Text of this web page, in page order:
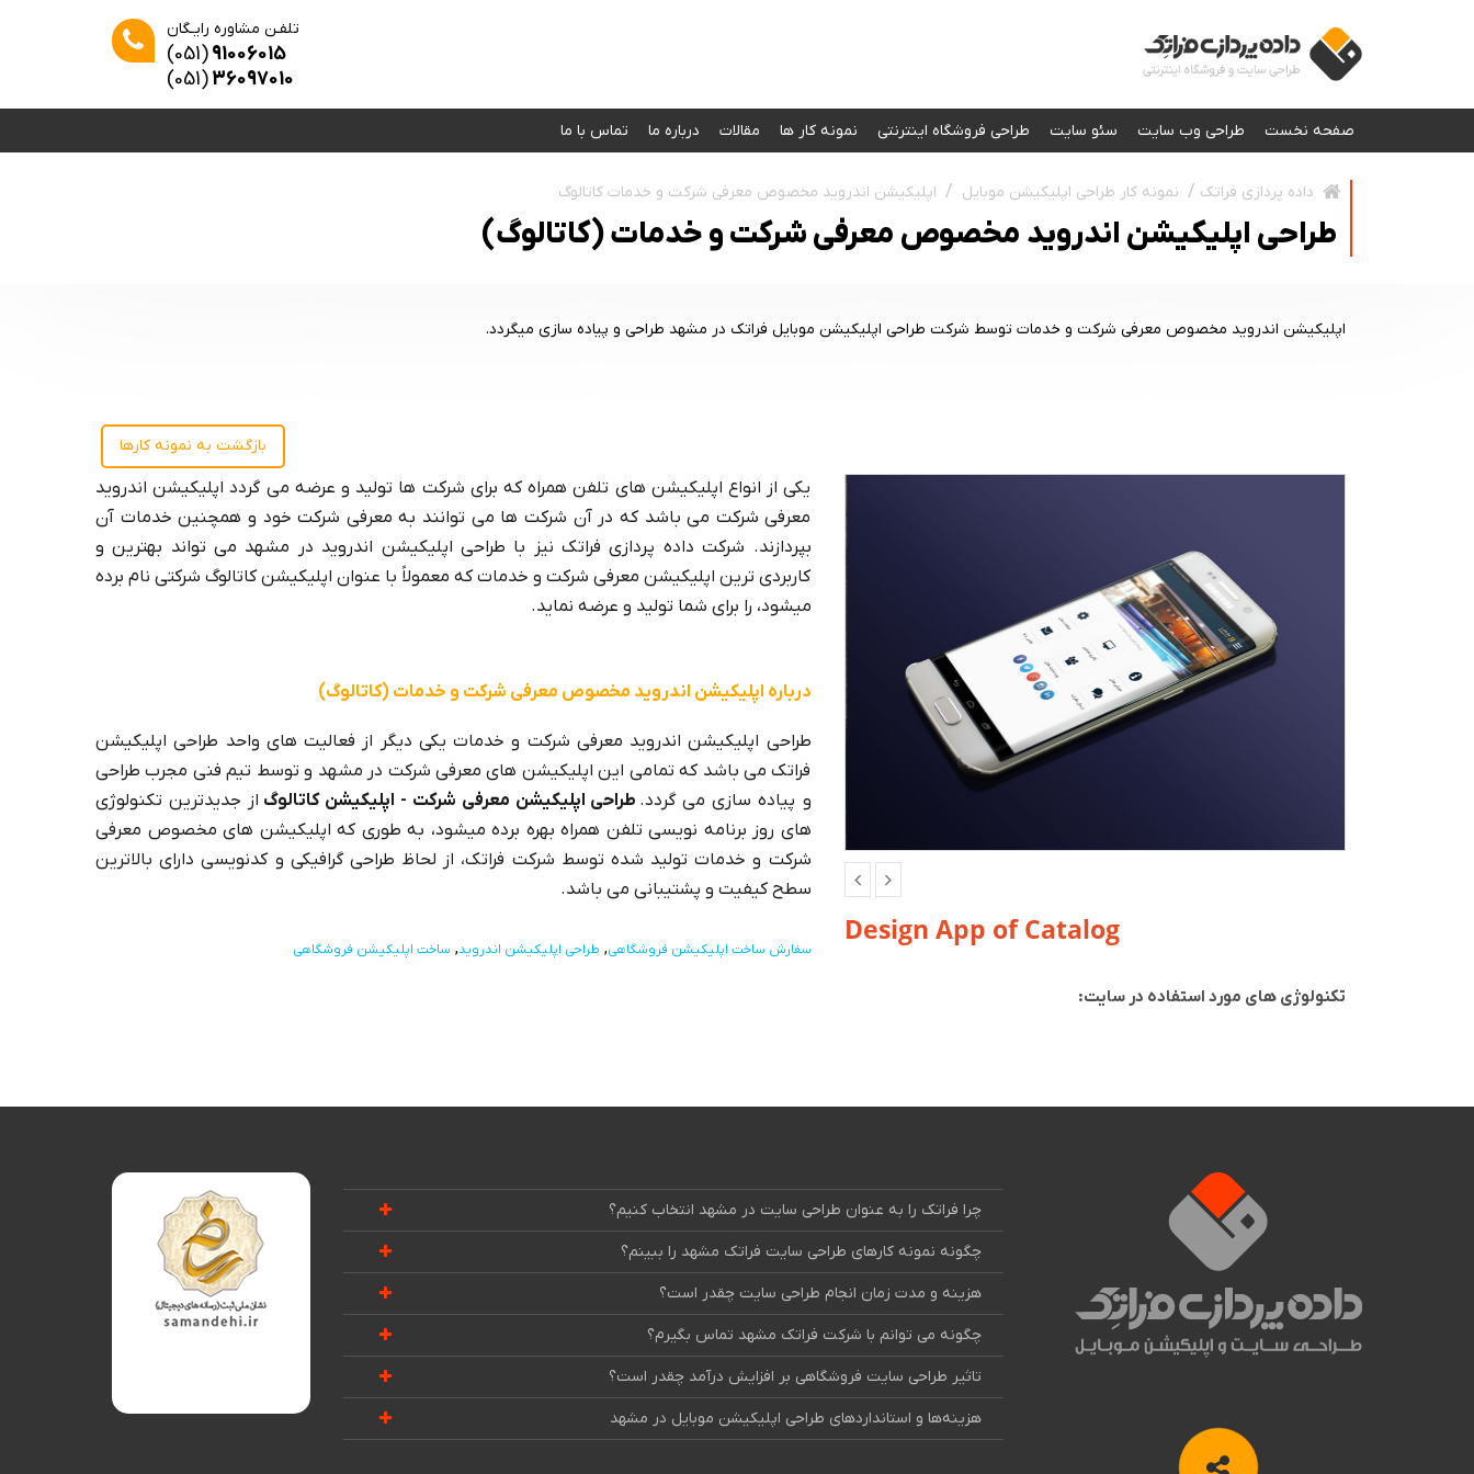
تلفـن مشاوره رایـگان
91006015
(051)
36097010
(051)
صفحه نخست طراحی وب سایت سئو سایت طراحی فروشگاه اینترنتی نمونه کار‌ ها مقالات درباره ما تماس با ما
داده پردازی فراتک نمونه کار طراحی اپلیکیشن موبایل اپلیکیشن اندروید مخصوص معرفی شرکت و خدمات کاتالوگ
طراحی اپلیکیشن اندروید مخصوص معرفی شرکت و خدمات (کاتالوگ)
اپلیکیشن اندروید مخصوص معرفی شرکت و خدمات توسط شرکت طراحی اپلیکیشن موبایل فراتک در مشهد طراحی و پیاده سازی میگردد.
بازگشت به نمونه کارها
Design App of Catalog
تکنولوژی های مورد استفاده در سایت:
یکی از انواع اپلیکیشن های تلفن همراه که برای شرکت ها تولید و عرضه می گردد اپلیکیشن اندروید
معرفی شرکت می باشد که در آن شرکت ها می توانند به معرفی شرکت خود و همچنین خدمات آن
بپردازند. شرکت داده پردازی فراتک نیز با طراحی اپلیکیشن اندروید در مشهد می تواند بهترین و
کاربردی ترین اپلیکیشن معرفی شرکت و خدمات که معمولاً با عنوان اپلیکیشن کاتالوگ شرکتی نام برده
میشود، را برای شما تولید و عرضه نماید.
درباره اپلیکیشن اندروید مخصوص معرفی شرکت و خدمات (کاتالوگ)
طراحی اپلیکیشن اندروید معرفی شرکت و خدمات یکی دیگر از فعالیت های واحد طراحی اپلیکیشن
فراتک می باشد که تمامی این اپلیکیشن های معرفی شرکت در مشهد و توسط تیم فنی مجرب طراحی
و پیاده سازی می گردد. طراحی اپلیکیشن معرفی شرکت - اپلیکیشن کاتالوگ از جدیدترین تکنولوژی
های روز برنامه نویسی تلفن همراه بهره برده میشود، به طوری که اپلیکیشن های مخصوص معرفی
شرکت و خدمات تولید شده توسط شرکت فراتک، از لحاظ طراحی گرافیکی و کدنویسی دارای بالاترین
سطح کیفیت و پشتیبانی می باشد.
سفارش ساخت اپلیکیشن فروشگاهی طراحی ‫اپلیکیشن اندروید ساخت اپلیکیشن فروشگاهی
چرا فراتک را به عنوان طراحی سایت در مشهد انتخاب کنیم؟
چگونه نمونه کارهای طراحی سایت فراتک مشهد را ببینم؟
هزینه و مدت زمان انجام طراحی سایت چقدر است؟
چگونه می توانم با شرکت فراتک مشهد تماس بگیرم؟
تاثیر طراحی سایت فروشگاهی بر افزایش درآمد چقدر است؟
هزینه‌ها و استانداردهای طراحی اپلیکیشن موبایل در مشهد